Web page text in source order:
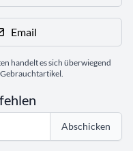
Email
handelt es sich überwiegend
Abschicken